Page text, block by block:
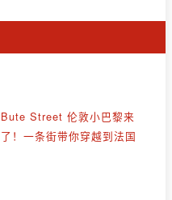
Bute Street 伦敦小巴黎来
了！一条街带你穿越到法国